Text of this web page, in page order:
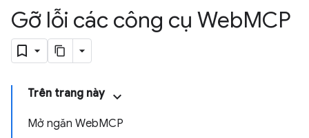
Gỡ lỗi các công cụ WebMCP
Trên trang này
Mở ngăn WebMCP